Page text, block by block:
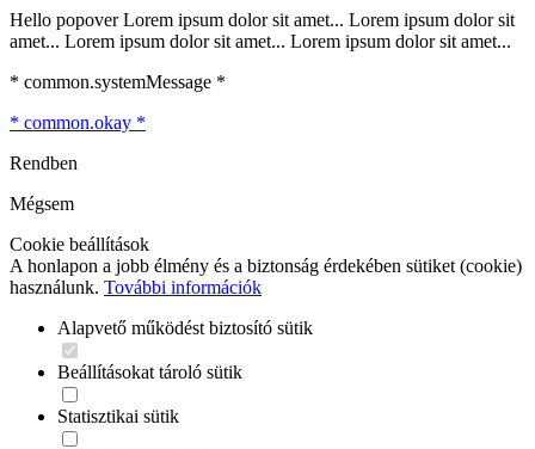
Hello popover Lorem ipsum dolor sit amet... Lorem ipsum dolor sit
amet... Lorem ipsum dolor sit amet... Lorem ipsum dolor sit amet...
* common.systemMessage *
* common.okay *
Rendben
Mégsem
Cookie beállítások
A honlapon a jobb élmény és a biztonság érdekében sütiket (cookie)
használunk. További információk
Alapvető működést biztosító sütik
Beállításokat tároló sütik
Statisztikai sütik